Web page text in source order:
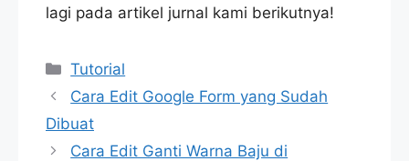
lagi pada artikel jurnal kami berikutnya!
Categories
Tutorial
Cara Edit Google Form yang Sudah
Dibuat
Cara Edit Ganti Warna Baju di